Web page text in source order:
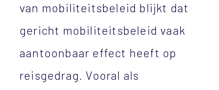
van mobiliteitsbeleid blijkt dat
gericht mobiliteitsbeleid vaak
aantoonbaar effect heeft op
reisgedrag. Vooral als